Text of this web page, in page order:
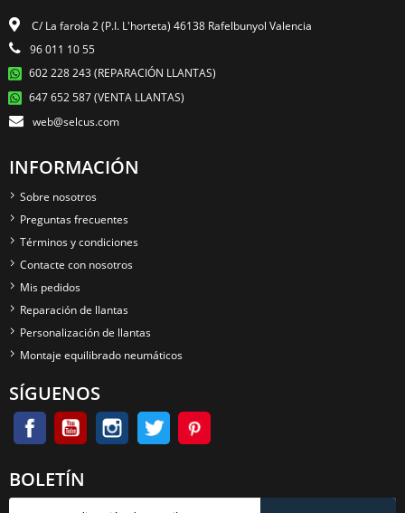
C/ La farola 2 (P.I. L'horteta) 46138 Rafelbunyol Valencia
96 011 10 55
602 228 243 (REPARACIÓN LLANTAS)
647 652 587 (VENTA LLANTAS)
web@selcus.com
INFORMACIÓN
Sobre nosotros
Preguntas frecuentes
Términos y condiciones
Contacte con nosotros
Mis pedidos
Reparación de llantas
Personalización de llantas
Montaje equilibrado neumáticos
SÍGUENOS
BOLETÍN